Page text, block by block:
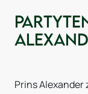
Prins